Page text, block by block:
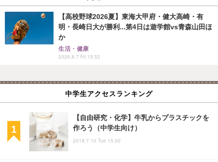
【高校野球2026夏】東海大甲府・健大高崎・有
明・長崎日大が勝利...第4日は遊学館vs青森山田ほ
か
生活・健康
2026.8.7 Fri 15:52
中学生アクセスランキング
【自由研究・化学】牛乳からプラスチックを
作ろう（中学生向け）
2018.7.10 Tue 15:00